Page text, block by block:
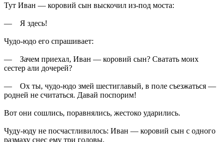
Тут Иван — коровий сын выскочил из-под моста:
— Я здесь!
Чудо-юдо его спрашивает:
— Зачем приехал, Иван — коровий сын? Сватать моих
сестер али дочерей?
— Ох ты, чудо-юдо змей шестиглавый, в поле съезжаться —
родней не считаться. Давай поспорим!
Вот они сошлись, поравнялись, жестоко ударились.
Чуду-юду не посчастливилось: Иван — коровий сын с одного
размаху снес ему три головы.